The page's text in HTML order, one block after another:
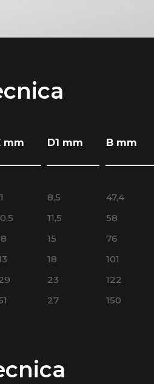
mm D1 mm B mm
8,5
47,4
11,5
58
15
76
18
101
23
122
27 150